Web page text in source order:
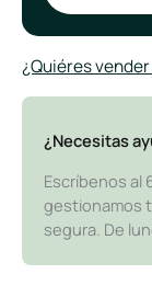
¿Quiéres
¿Necesitas
Escríbenos al
gestionamos
segura. De